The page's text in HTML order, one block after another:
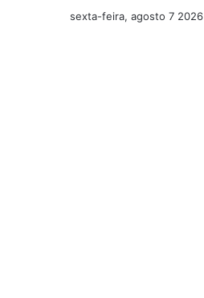
sexta-feira, agosto 7 2026